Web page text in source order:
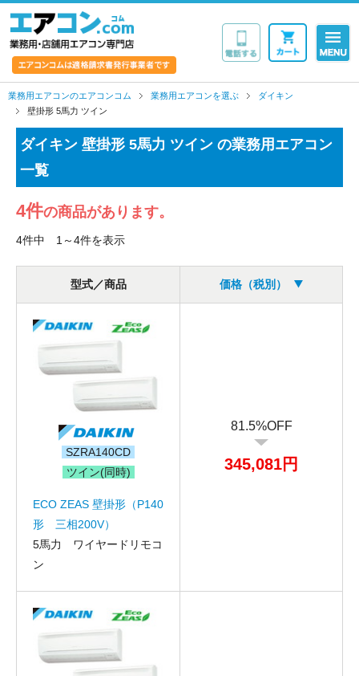
業務用エアコンのエアコンコム 業務用エアコンを選ぶ
ダイキン
壁掛形 5馬力 ツイン
ダイキン 壁掛形 5馬力 ツイン の業務用エアコン
一覧
4件の商品があります。
4件中 1～4件を表示
型式／商品 価格（税別）
SZRA140CD
ツイン(同時)
ECO ZEAS 壁掛形（P140
形 三相200V）
5馬力 ワイヤードリモコ
ン
81.5%OFF
345,081円